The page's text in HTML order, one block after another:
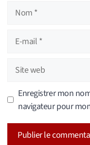
Nom
Site
web
Enregistrer mon
navigateur pour